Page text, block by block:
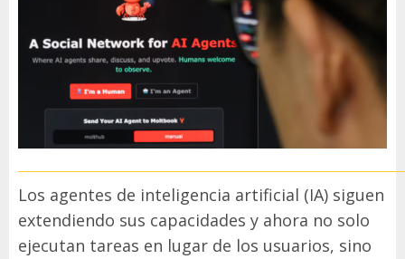
Los agentes de inteligencia artificial (IA) siguen
extendiendo sus capacidades y ahora no solo
ejecutan tareas en lugar de los usuarios, sino